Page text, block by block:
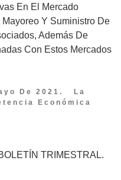
En El Mercado
Y Suministro De
Además De
Con Estos Mercados
De 2021. La
Económica
TRIMESTRAL.